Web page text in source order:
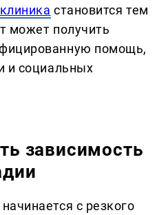
становится тем
может получить
помощь,
и социальных
зависимость
с резкого